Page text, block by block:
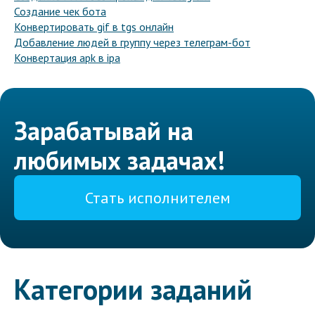
Создание чек бота
Конвертировать gif в tgs онлайн
Добавление людей в группу через телеграм-бот
Конвертация apk в ipa
Зарабатывай на
любимых задачах!
Стать исполнителем
Категории заданий